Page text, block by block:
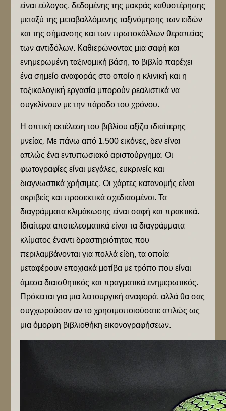
είναι εύλογος, δεδομένης της μακράς καθυστέρησης
μεταξύ της μεταβαλλόμενης ταξινόμησης των ειδών
και της σήμανσης και των πρωτοκόλλων θεραπείας
των αντιδόλων. Καθιερώνοντας μια σαφή και
ενημερωμένη ταξινομική βάση, το βιβλίο παρέχει
ένα σημείο αναφοράς στο οποίο η κλινική και η
τοξικολογική εργασία μπορούν ρεαλιστικά να
συγκλίνουν με την πάροδο του χρόνου.
Η οπτική εκτέλεση του βιβλίου αξίζει ιδιαίτερης
μνείας. Με πάνω από 1.500 εικόνες, δεν είναι
απλώς ένα εντυπωσιακό αριστούργημα. Οι
φωτογραφίες είναι μεγάλες, ευκρινείς και
διαγνωστικά χρήσιμες. Οι χάρτες κατανομής είναι
ακριβείς και προσεκτικά σχεδιασμένοι. Τα
διαγράμματα κλιμάκωσης είναι σαφή και πρακτικά.
Ιδιαίτερα αποτελεσματικά είναι τα διαγράμματα
κλίματος έναντι δραστηριότητας που
περιλαμβάνονται για πολλά είδη, τα οποία
μεταφέρουν εποχιακά μοτίβα με τρόπο που είναι
άμεσα διαισθητικός και πραγματικά ενημερωτικός.
Πρόκειται για μια λειτουργική αναφορά, αλλά θα σας
συγχωρούσαν αν το χρησιμοποιούσατε απλώς ως
μια όμορφη βιβλιοθήκη εικονογραφήσεων.